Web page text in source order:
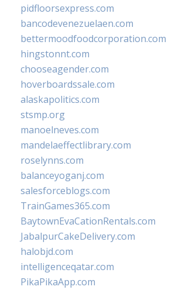
pidfloorsexpress.com
bancodevenezuelaen.com
bettermoodfoodcorporation.com
hingstonnt.com
chooseagender.com
hoverboardssale.com
alaskapolitics.com
stsmp.org
manoelneves.com
mandelaeffectlibrary.com
roselynns.com
balanceyoganj.com
salesforceblogs.com
TrainGames365.com
BaytownEvaCationRentals.com
JabalpurCakeDelivery.com
halobjd.com
intelligenceqatar.com
PikaPikaApp.com